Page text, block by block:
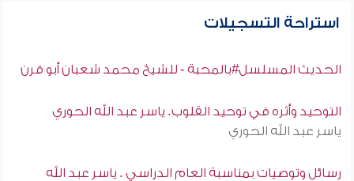
استراحة التسجيلات
الحديث المسلسل#بالمحبة - للشيخ محمد شعبان أبو قرن
التوحيد وأثره في توحيد القلوب. ياسر عبد الله الحوري
ياسر عبد الله الحوري
رسائل وتوصيات بمناسبة العام الدراسي . ياسر عبد الله